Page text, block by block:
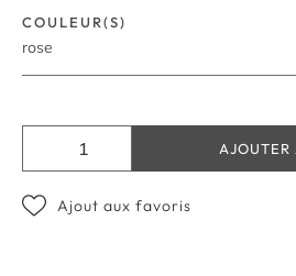
COULEUR(S)
rose
AJOUTER
Ajout aux favoris